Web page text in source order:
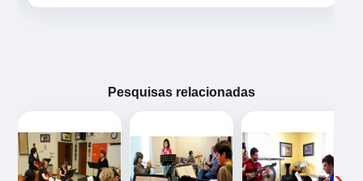
Pesquisas relacionadas